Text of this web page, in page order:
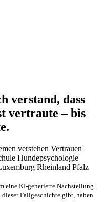
verstand, dass
vertraute – bis
eine KI-generierte Nachstellung
Fallgeschichte gibt, haben